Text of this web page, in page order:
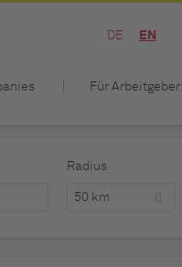
DE EN
Für
Radius
50 km